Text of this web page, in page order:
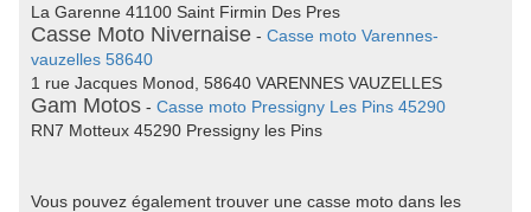
La Garenne 41100 Saint Firmin Des Pres
Casse Moto Nivernaise - Casse moto Varennes-
vauzelles 58640
1 rue Jacques Monod, 58640 VARENNES VAUZELLES
Gam Motos - Casse moto Pressigny Les Pins 45290
RN7 Motteux 45290 Pressigny les Pins
Vous pouvez également trouver une casse moto dans les